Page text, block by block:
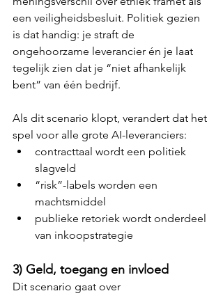
een veiligheidsbesluit. Politiek gezien
is dat handig: je straft de
ongehoorzame leverancier én je laat
tegelijk zien dat je “niet afhankelijk
bent” van één bedrijf.
Als dit scenario klopt, verandert dat het
spel voor alle grote AI-leveranciers:
contracttaal wordt een politiek
slagveld
“risk”-labels worden een
machtsmiddel
publieke retoriek wordt onderdeel
van inkoopstrategie
3) Geld, toegang en invloed
Dit scenario gaat over